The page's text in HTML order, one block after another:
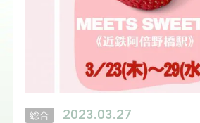
総合 2023.03.27